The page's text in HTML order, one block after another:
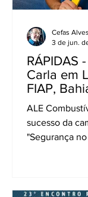
RÁPIDAS
Carla em
FIAP,
ALE
sucesso da
"Segurança
Cefas
3 de jun.